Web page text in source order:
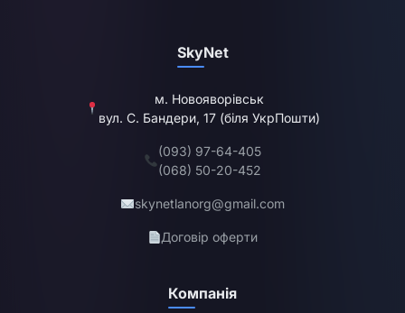
SkyNet
м. Новояворівськ
вул. С. Бандери, 17 (біля УкрПошти)
(093) 97-64-405
(068) 50-20-452
skynetlanorg@gmail.com
Договір оферти
Компанія